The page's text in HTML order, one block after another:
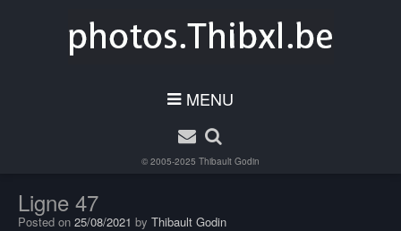
MENU
© 2005-2025 Thibault Godin
Ligne 47
Posted on 25/08/2021 by Thibault Godin